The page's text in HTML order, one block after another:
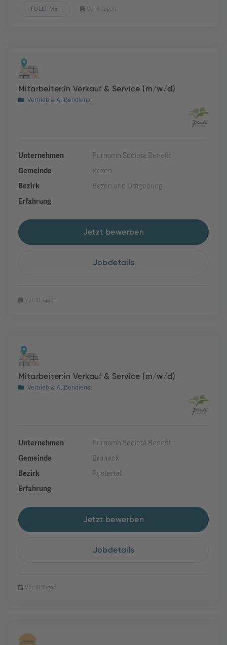
FULLTIME Vor 9 Tagen
Mitarbeiter:in Verkauf & Service (m/w/d)
Vertrieb & Außendienst
Unternehmen
Purnamh Società Benefit
Gemeinde
Bozen
Bezirk
Bozen und Umgebung
Erfahrung
Jetzt bewerben
Jobdetails
Vor 10 Tagen
Mitarbeiter:in Verkauf & Service (m/w/d)
Vertrieb & Außendienst
Unternehmen
Purnamh Società Benefit
Gemeinde
Bruneck
Bezirk
Pustertal
Erfahrung
Jetzt bewerben
Jobdetails
Vor 10 Tagen